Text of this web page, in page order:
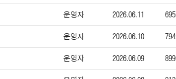
운영자 2026.06.11
운영자 2026.06.10
운영자 2026.06.09